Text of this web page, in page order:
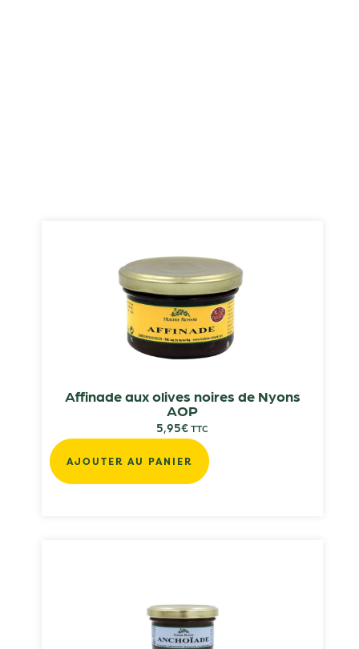
Affinade aux olives noires de Nyons
AOP
5,95€ TTC
AJOUTER AU PANIER